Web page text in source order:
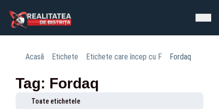
Acasă Etichete Etichete care încep cu F Fordaq
Tag: Fordaq
Toate etichetele